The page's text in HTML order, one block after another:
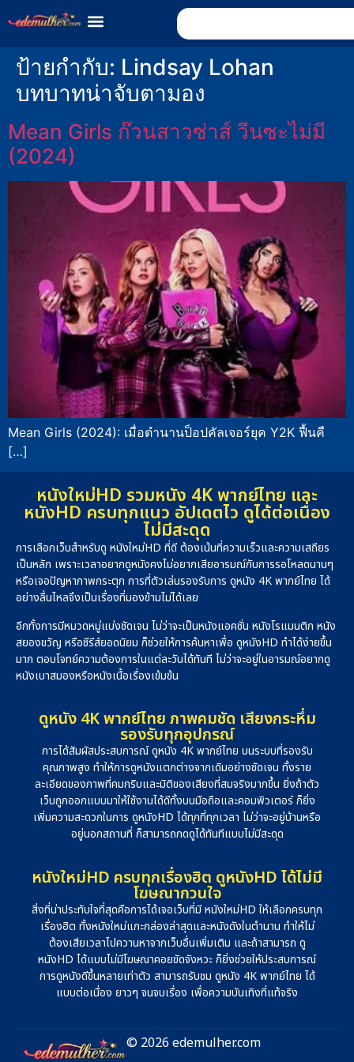
ป้ายกำกับ: Lindsay Lohan
บทบาทน่าจับตามอง
Mean Girls ก๊วนสาวซ่าส์ วีนซะไม่มี
(2024)
Mean Girls (2024): เมื่อตำนานป็อปคัลเจอร์ยุค Y2K ฟื้นคื
[…]
หนังใหม่HD รวมหนัง 4K พากย์ไทย และ
หนังHD ครบทุกแนว อัปเดตไว ดูได้ต่อเนื่อง
ไม่มีสะดุด
การเลือกเว็บสำหรับดู หนังใหม่HD ที่ดี ต้องเน้นที่ความเร็วและความเสถียร
เป็นหลัก เพราะเวลาอยากดูหนังคงไม่อยากเสียอารมณ์กับการรอโหลดนานๆ
หรือเจอปัญหาภาพกระตุก การที่ตัวเล่นรองรับการ ดูหนัง 4K พากย์ไทย ได้
อย่างลื่นไหลจึงเป็นเรื่องที่มองข้ามไม่ได้เลย
อีกทั้งการมีหมวดหมู่แบ่งชัดเจน ไม่ว่าจะเป็นหนังแอคชั่น หนังโรแมนติก หนัง
สยองขวัญ หรือซีรีส์ยอดนิยม ก็ช่วยให้การค้นหาเพื่อ ดูหนังHD ทำได้ง่ายขึ้น
มาก ตอบโจทย์ความต้องการในแต่ละวันได้ทันที ไม่ว่าจะอยู่ในอารมณ์อยากดู
หนังเบาสมองหรือหนังเนื้อเรื่องเข้มข้น
ดูหนัง 4K พากย์ไทย ภาพคมชัด เสียงกระหึ่ม
รองรับทุกอุปกรณ์
การได้สัมผัสประสบการณ์ ดูหนัง 4K พากย์ไทย บนระบบที่รองรับ
คุณภาพสูง ทำให้การดูหนังแตกต่างจากเดิมอย่างชัดเจน ทั้งราย
ละเอียดของภาพที่คมกริบและมิติของเสียงที่สมจริงมากขึ้น ยิ่งถ้าตัว
เว็บถูกออกแบบมาให้ใช้งานได้ดีทั้งบนมือถือและคอมพิวเตอร์ ก็ยิ่ง
เพิ่มความสะดวกในการ ดูหนังHD ได้ทุกที่ทุกเวลา ไม่ว่าจะอยู่บ้านหรือ
อยู่นอกสถานที่ ก็สามารถกดดูได้ทันทีแบบไม่มีสะดุด
หนังใหม่HD ครบทุกเรื่องฮิต ดูหนังHD ได้ไม่มี
โฆษณากวนใจ
สิ่งที่น่าประทับใจที่สุดคือการได้เจอเว็บที่มี หนังใหม่HD ให้เลือกครบทุก
เรื่องฮิต ทั้งหนังใหม่แกะกล่องล่าสุดและหนังดังในตำนาน ทำให้ไม่
ต้องเสียเวลาไปควานหาจากเว็บอื่นเพิ่มเติม และถ้าสามารถ ดู
หนังHD ได้แบบไม่มีโฆษณาคอยขัดจังหวะ ก็ยิ่งช่วยให้ประสบการณ์
การดูหนังดีขึ้นหลายเท่าตัว สามารถรับชม ดูหนัง 4K พากย์ไทย ได้
แบบต่อเนื่อง ยาวๆ จนจบเรื่อง เพื่อความบันเทิงที่แท้จริง
© 2026 edemulher.com